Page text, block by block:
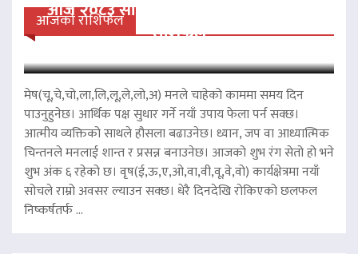
आजको राशिफल
आज २०८३ साल साउन २४ गते आईतवारको
राशिफल
मेष(चू,चे,चो,ला,लि,लू,ले,लो,अ) मनले चाहेको काममा समय दिन
पाउनुहुनेछ। आर्थिक पक्ष सुधार गर्ने नयाँ उपाय फेला पर्न सक्छ।
आत्मीय व्यक्तिको साथले हौसला बढाउनेछ। ध्यान, जप वा आध्यात्मिक
चिन्तनले मनलाई शान्त र प्रसन्न बनाउनेछ। आजको शुभ रंग सेतो हो भने
शुभ अंक ६ रहेको छ। वृष(ई,ऊ,ए,ओ,वा,वी,वू,वे,वो) कार्यक्षेत्रमा नयाँ
सोचले राम्रो अवसर ल्याउन सक्छ। धेरै दिनदेखि रोकिएको छलफल
निष्कर्षतर्फ ...